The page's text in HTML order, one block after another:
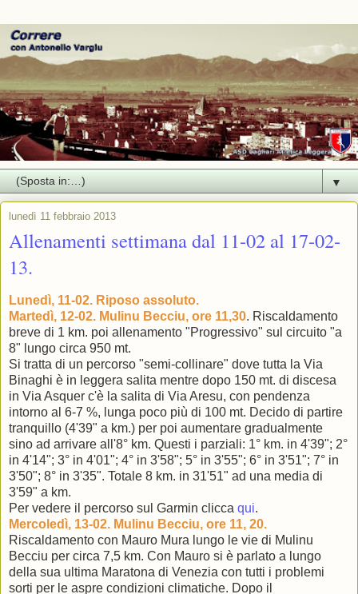
▼
lunedì 11 febbraio 2013
Allenamenti settimana dal 11-02 al 17-02-
13.
Lunedì, 11-02. Riposo assoluto.
Martedì, 12-02. Mulinu Becciu, ore 11,30. Riscaldamento
breve di 1 km. poi allenamento "Progressivo" sul circuito "a
8" lungo circa 950 mt.
Si tratta di un percorso "semi-collinare" dove tutta la Via
Binaghi è in leggera salita mentre dopo 150 mt. di discesa
in Via Asquer c'è la salita di Via Aresu, con pendenza
intorno al 6-7 %, lunga poco più di 100 mt. Decido di partire
tranquillo (4'39" a km.) per poi aumentare gradualmente
sino ad arrivare all'8° km. Questi i parziali: 1° km. in 4'39"; 2°
in 4'14"; 3° in 4'01"; 4° in 3'58"; 5° in 3'55"; 6° in 3'51"; 7° in
3'50"; 8° in 3'35". Totale 8 km. in 31'51" ad una media di
3'59" a km.
Per vedere il percorso sul Garmin clicca qui.
Mercoledì, 13-02. Mulinu Becciu, ore 11, 20.
Riscaldamento con Mauro Mura lungo le vie di Mulinu
Becciu per circa 7,5 km. Con Mauro si è parlato a lungo
della sua ultima Maratona di Venezia con tutti i problemi
sorti per le aspre condizioni climatiche. Dopo il